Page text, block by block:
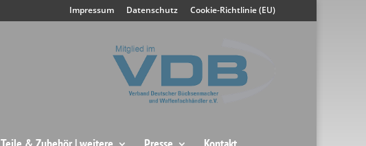
Impressum Datenschutz Cookie-Richtlinie (EU)